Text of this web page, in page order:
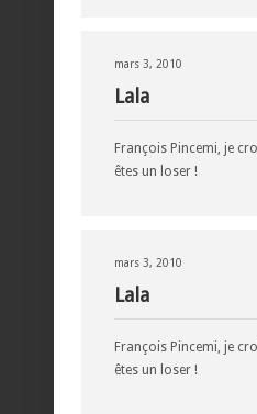
mars 3, 2010
Lala
François Pincemi, je
êtes un loser !
mars 3, 2010
Lala
François Pincemi, je
êtes un loser !